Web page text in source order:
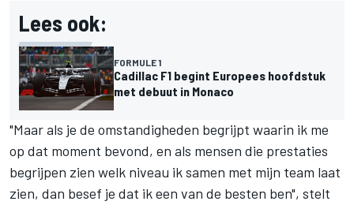
Lees ook:
FORMULE 1
Cadillac F1 begint Europees hoofdstuk
met debuut in Monaco
"Maar als je de omstandigheden begrijpt waarin ik me
op dat moment bevond, en als mensen die prestaties
begrijpen zien welk niveau ik samen met mijn team laat
zien, dan besef je dat ik een van de besten ben", stelt